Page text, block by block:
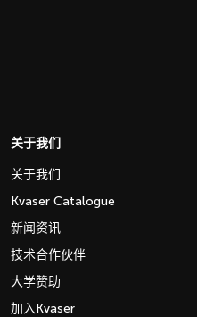
关于我们
关于我们
Kvaser Catalogue
新闻资讯
技术合作伙伴
大学赞助
加入Kvaser